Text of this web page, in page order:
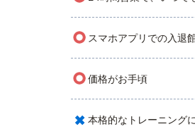
○ スマホアプリでの入退
○価格がお手頃
× 本格的なトレーニング